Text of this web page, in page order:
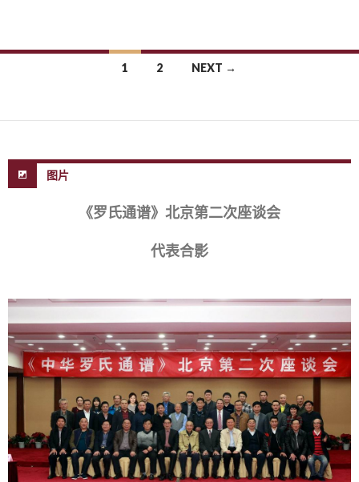
1 2 NEXT →
图片
《罗氏通谱》北京第二次座谈会
代表合影